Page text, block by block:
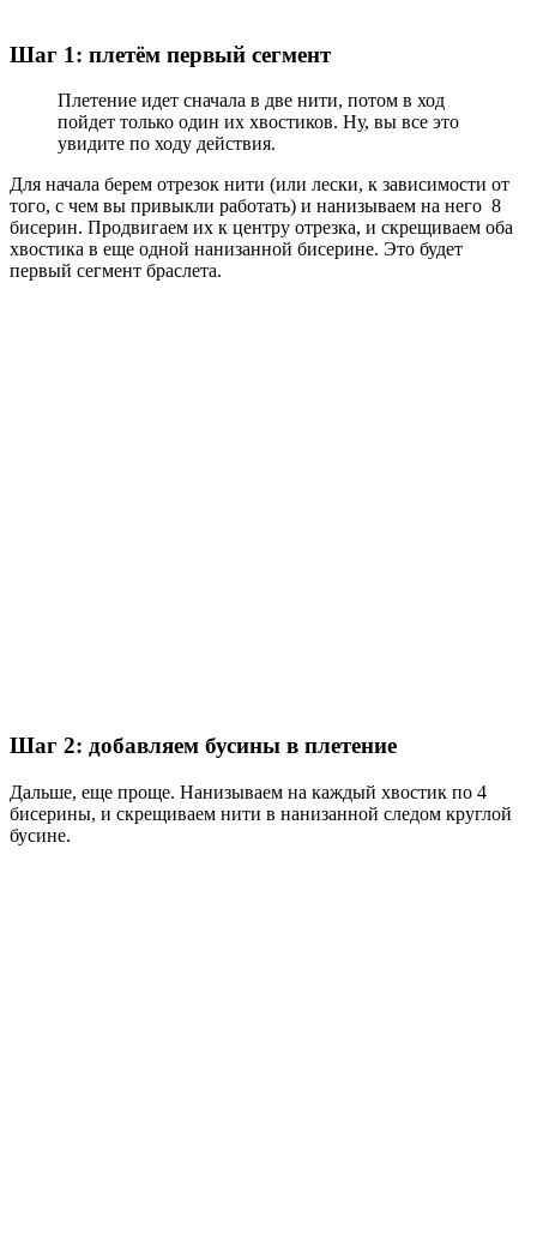
Шаг 1: плетём первый сегмент
Плетение идет сначала в две нити, потом в ход
пойдет только один их хвостиков. Ну, вы все это
увидите по ходу действия.
Для начала берем отрезок нити (или лески, к зависимости от
того, с чем вы привыкли работать) и нанизываем на него 8
бисерин. Продвигаем их к центру отрезка, и скрещиваем оба
хвостика в еще одной нанизанной бисерине. Это будет
первый сегмент браслета.
Шаг 2: добавляем бусины в плетение
Дальше, еще проще. Нанизываем на каждый хвостик по 4
бисерины, и скрещиваем нити в нанизанной следом круглой
бусине.